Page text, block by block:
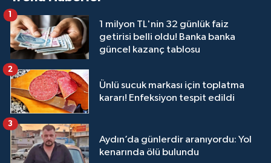
1 milyon TL'nin 32 günlük faiz
getirisi belli oldu! Banka banka
güncel kazanç tablosu
1
Ünlü sucuk markası için toplatma
kararı! Enfeksiyon tespit edildi
2
Aydın’da günlerdir aranıyordu: Yol
kenarında ölü bulundu
3